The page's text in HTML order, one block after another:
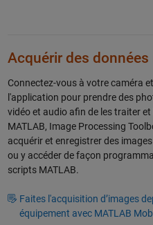
Acquérir des
Connectez-vous à votre caméra
l'application pour prendre des
vidéo et audio afin de les traiter
MATLAB, Image Processing
acquérir et enregistrer des
ou y accéder de façon
scripts MATLAB.
Faites l'acquisition d’images
équipement avec MATLAB